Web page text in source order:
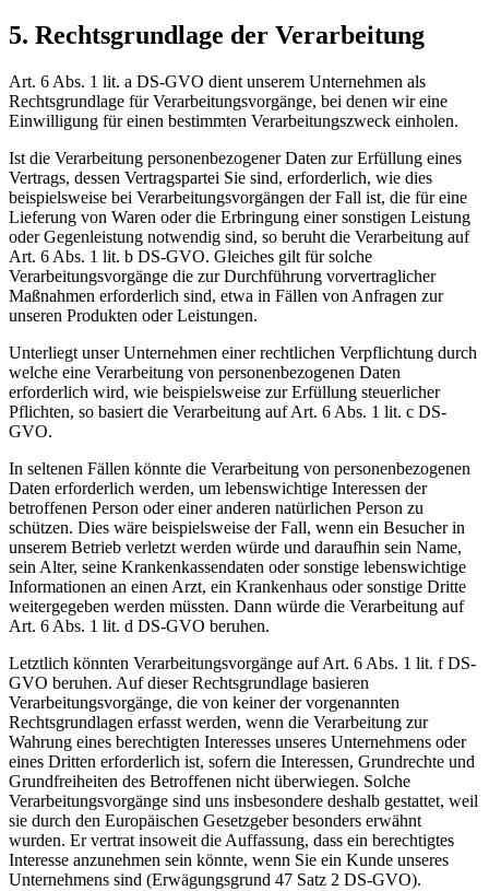
5. Rechtsgrundlage der Verarbeitung
Art. 6 Abs. 1 lit. a DS-GVO dient unserem Unternehmen als
Rechtsgrundlage für Verarbeitungsvorgänge, bei denen wir eine
Einwilligung für einen bestimmten Verarbeitungszweck einholen.
Ist die Verarbeitung personenbezogener Daten zur Erfüllung eines
Vertrags, dessen Vertragspartei Sie sind, erforderlich, wie dies
beispielsweise bei Verarbeitungsvorgängen der Fall ist, die für eine
Lieferung von Waren oder die Erbringung einer sonstigen Leistung
oder Gegenleistung notwendig sind, so beruht die Verarbeitung auf
Art. 6 Abs. 1 lit. b DS-GVO. Gleiches gilt für solche
Verarbeitungsvorgänge die zur Durchführung vorvertraglicher
Maßnahmen erforderlich sind, etwa in Fällen von Anfragen zur
unseren Produkten oder Leistungen.
Unterliegt unser Unternehmen einer rechtlichen Verpflichtung durch
welche eine Verarbeitung von personenbezogenen Daten
erforderlich wird, wie beispielsweise zur Erfüllung steuerlicher
Pflichten, so basiert die Verarbeitung auf Art. 6 Abs. 1 lit. c DS-
GVO.
In seltenen Fällen könnte die Verarbeitung von personenbezogenen
Daten erforderlich werden, um lebenswichtige Interessen der
betroffenen Person oder einer anderen natürlichen Person zu
schützen. Dies wäre beispielsweise der Fall, wenn ein Besucher in
unserem Betrieb verletzt werden würde und daraufhin sein Name,
sein Alter, seine Krankenkassendaten oder sonstige lebenswichtige
Informationen an einen Arzt, ein Krankenhaus oder sonstige Dritte
weitergegeben werden müssten. Dann würde die Verarbeitung auf
Art. 6 Abs. 1 lit. d DS-GVO beruhen.
Letztlich könnten Verarbeitungsvorgänge auf Art. 6 Abs. 1 lit. f DS-
GVO beruhen. Auf dieser Rechtsgrundlage basieren
Verarbeitungsvorgänge, die von keiner der vorgenannten
Rechtsgrundlagen erfasst werden, wenn die Verarbeitung zur
Wahrung eines berechtigten Interesses unseres Unternehmens oder
eines Dritten erforderlich ist, sofern die Interessen, Grundrechte und
Grundfreiheiten des Betroffenen nicht überwiegen. Solche
Verarbeitungsvorgänge sind uns insbesondere deshalb gestattet, weil
sie durch den Europäischen Gesetzgeber besonders erwähnt
wurden. Er vertrat insoweit die Auffassung, dass ein berechtigtes
Interesse anzunehmen sein könnte, wenn Sie ein Kunde unseres
Unternehmens sind (Erwägungsgrund 47 Satz 2 DS-GVO).